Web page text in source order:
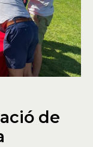
de